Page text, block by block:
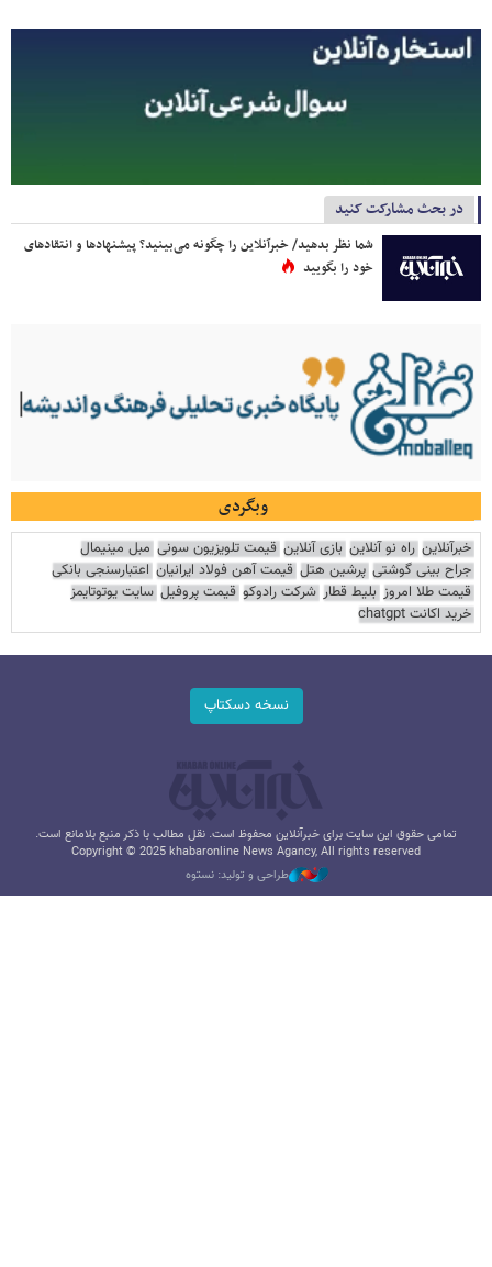
در بحث مشارکت کنید
شما نظر بدهید/ خبرآنلاین را چگونه می‌بینید؟ پیشنهادها و انتقادهای
خود را بگویید
وبگردی
خبرآنلاین راه نو آنلاین بازی آنلاین قیمت تلویزیون سونی مبل مینیمال
جراح بینی گوشتی پرشین هتل قیمت آهن فولاد ایرانیان اعتبارسنجی بانکی
قیمت طلا امروز بلیط قطار شرکت رادوکو قیمت پروفیل سایت یوتوتایمز
خرید اکانت chatgpt
نسخه دسکتاپ
تمامی حقوق این سایت برای خبرآنلاین محفوظ است. نقل مطالب با ذکر منبع بلامانع است.
Copyright © 2025 khabaronline News Agancy, All rights reserved
طراحی و تولید: نستوه